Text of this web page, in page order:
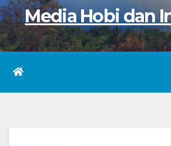
Media Hobi dan